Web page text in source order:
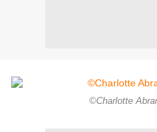
©Charlotte